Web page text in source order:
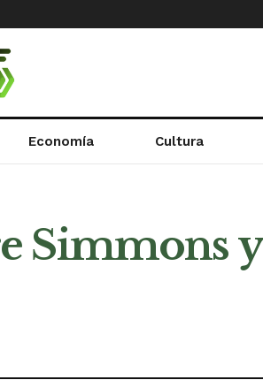
Economía Cultura
Simmons y